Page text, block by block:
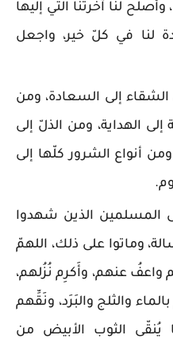
لنا آخرتنا التي إليها
لنا في كلّ خير، واجعل
الشقاء إلى السعادة، ومن
إلى الهداية، ومن الذلّ إلى
ومن أنواع الشرور كلّها إلى
المسلمين الذين شهدوا
وماتوا على ذلك، اللهمّ
واعفُ عنهم، وأَكرِم نُزُلهم،
والثلج والبَرَد، ونَقِّهم
يُنقّى الثوب الأبيض من